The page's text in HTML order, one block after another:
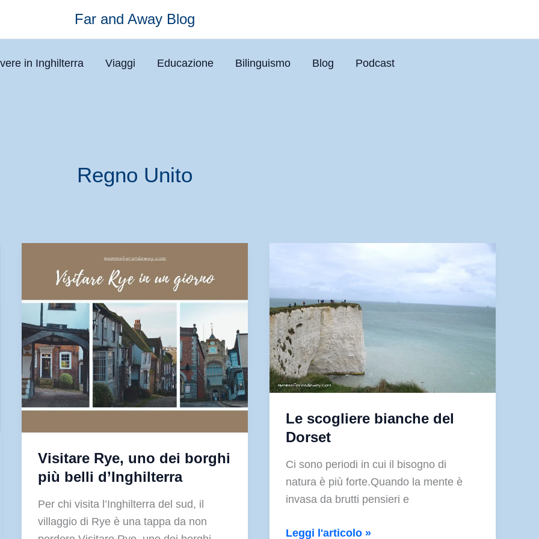
Far and Away Blog
in Inghilterra Viaggi Educazione Bilinguismo Blog Podcast
Regno Unito
Visitare Rye, uno dei borghi
più belli d’Inghilterra
Per chi visita l’Inghilterra del sud, il
villaggio di Rye è una tappa da non
Le scogliere bianche del
Dorset
Ci sono periodi in cui il bisogno di
natura è più forte.Quando la mente è
invasa da brutti pensieri e
Le
Leggi l'articolo »